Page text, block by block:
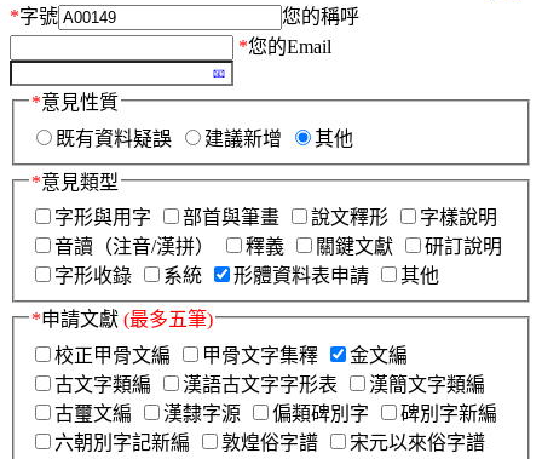
*字號
您的稱呼
*您的Email
*意見性質
既有資料疑誤
建議新增 其他
*意見類型
字形與用字
部首與筆畫 說文釋形
字樣說明
音讀（注音/漢拼）
釋義 關鍵文獻
研訂說明
字形收錄
系統 形體資料表申請 其他
*申請文獻 (最多五筆)
校正甲骨文編
甲骨文字集釋
金文編
古文字類編
漢語古文字字形表
漢簡文字類編
古璽文編
漢隸字源 偏類碑別字
碑別字新編
六朝別字記新編
敦煌俗字譜
宋元以來俗字譜